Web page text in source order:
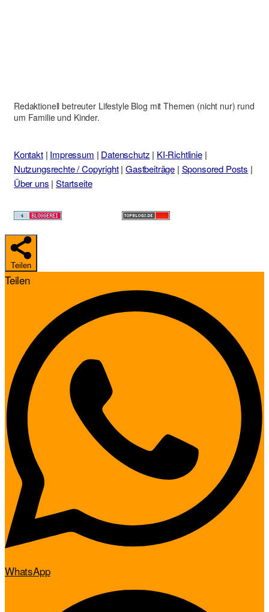
Redaktionell betreuter Lifestyle Blog mit Themen (nicht nur) rund
um Familie und Kinder.
Kontakt| Impressum | Datenschutz | KI-Richtlinie|
Nutzungsrechte / Copyright|Gastbeiträge | Sponsored Posts |
Über uns |Startseite
Teilen
Teilen
WhatsApp